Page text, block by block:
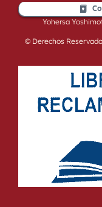
Yohersa
© Derechos